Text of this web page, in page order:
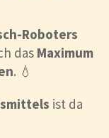
Roboters
das Maximum
. 💧
ist da